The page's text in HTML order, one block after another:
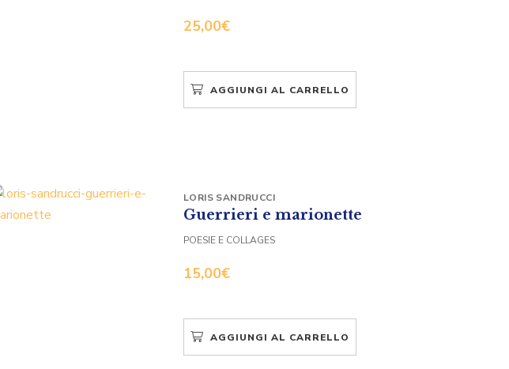
25,00€
AGGIUNGI AL CARRELLO
Guerrieri e marionette
15,00€
LORIS SANDRUCCI
POESIE E COLLAGES
AGGIUNGI AL CARRELLO